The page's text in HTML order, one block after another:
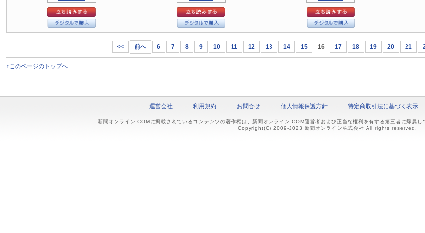
<< 前へ 6 7 8 9 10 11 12 13 14 15 16 17 18 19 20 21
↑このページのトップへ
運営会社 利用規約 お問合せ 個人情報保護方針 特定商取引法に基づく表示
新聞オンライン.COMに掲載されているコンテンツの著作権は、新聞オンライン.COM運営者および正当な権利を有する第三者に帰属し
Copyright(C) 2009-2023 新聞オンライン株式会社 All rights reserved.